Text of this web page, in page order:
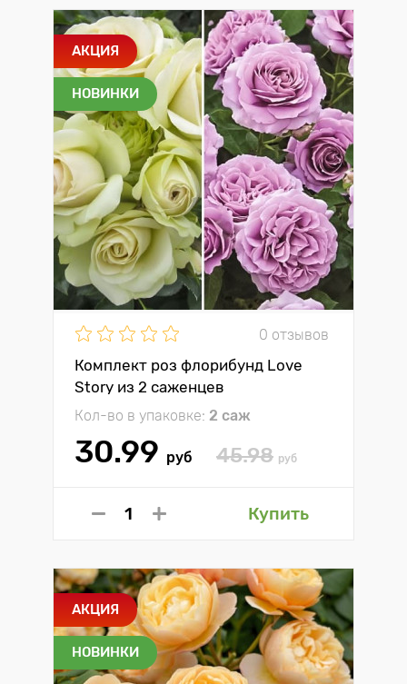
АКЦИЯ
НОВИНКИ
0 отзывов
Комплект роз флорибунд Love
Story из 2 саженцев
Кол-во в упаковке: 2 саж
30.99 руб 45.98 руб
Купить
АКЦИЯ
НОВИНКИ